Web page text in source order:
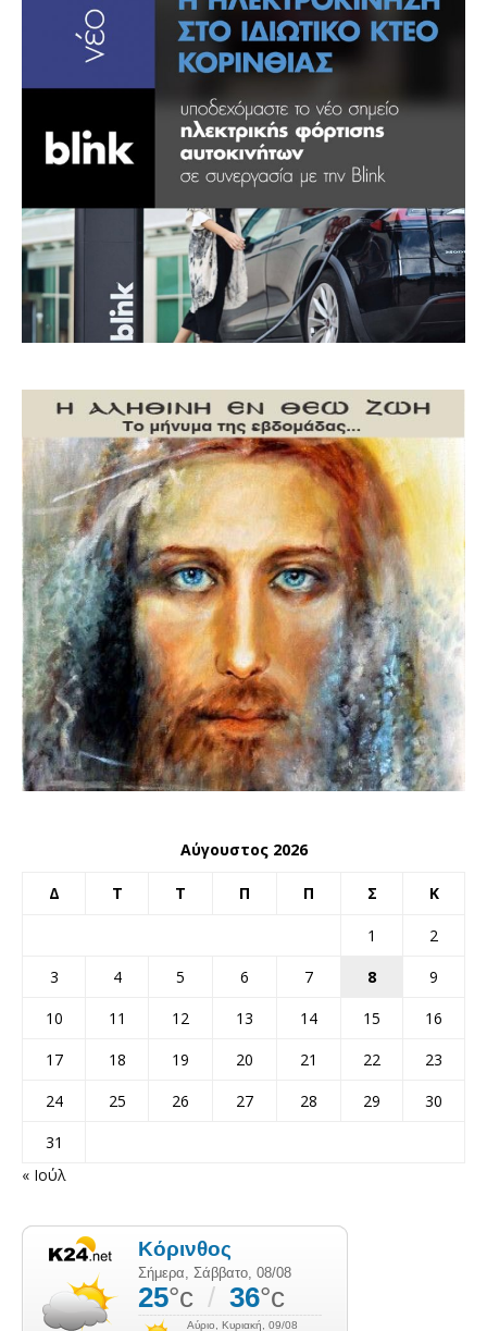
Αύγουστος 2026
Δ Τ Τ Π Π Σ Κ
1
2
3
4 5 6 7 8
9
10
11 12 13 14 15
16
17
18 19 20 21 22
23
24
25 26 27 28 29
30
31
« Ιούλ